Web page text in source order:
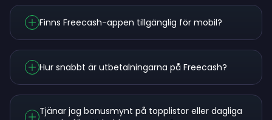
Finns Freecash-appen tillgänglig för mobil?
Hur snabbt är utbetalningarna på Freecash?
Tjänar jag bonusmynt på topplistor eller dagliga